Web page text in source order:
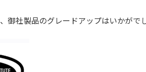
社製品のグレードアップはいかがで